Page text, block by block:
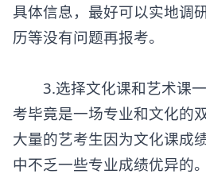
具体信息，最好可以实地调
历等没有问题再报考。
3.选择文化课和艺术课一
考毕竟是一场专业和文化的
大量的艺考生因为文化课成
中不乏一些专业成绩优异的